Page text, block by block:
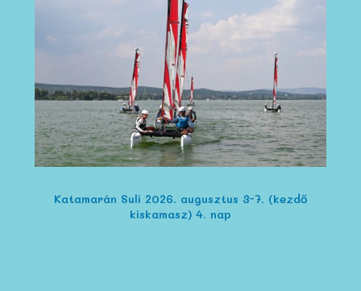
Katamarán Suli 2026. augusztus 3-7. (kezdő
kiskamasz) 4. nap